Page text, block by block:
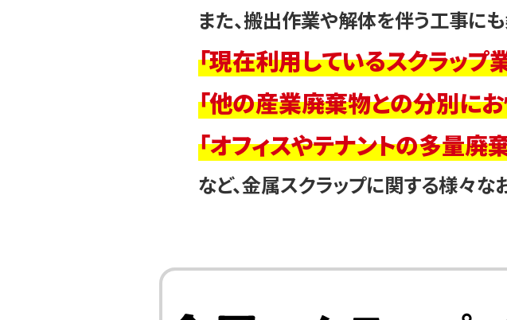
また、搬出作業や解体を伴う工事にも
「現在利用しているスクラップ
「他の産業廃棄物との分別にお
「オフィスやテナントの多量廃
など、金属スクラップに関する様々な